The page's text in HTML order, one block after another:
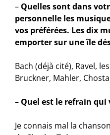
– Quelles sont dans
personnelle les
vos préférées. Les dix
emporter sur une île
Bach (déjà cité), Ravel,
Bruckner, Mahler,
– Quel est le refrain qui
Je connais mal la